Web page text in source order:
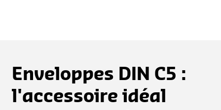
Enveloppes DIN C5 :
l'accessoire idéal